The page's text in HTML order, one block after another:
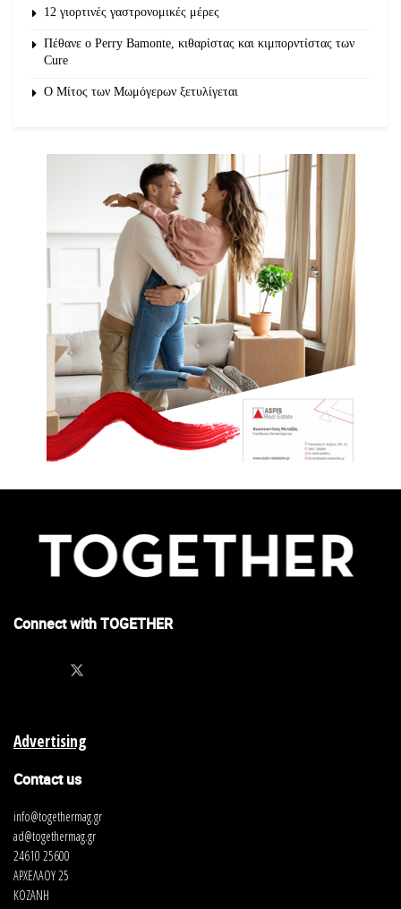
12 γιορτινές γαστρονομικές μέρες
Πέθανε ο Perry Bamonte, κιθαρίστας και κιμπορντίστας των
Cure
O Μίτος των Μωμόγερων ξετυλίγεται
Connect with TOGETHER
Advertising
Contact us
info@togethermag.gr
ad@togethermag.gr
24610 25600
ΑΡΧΕΛΑΟΥ 25
ΚΟΖΑΝΗ